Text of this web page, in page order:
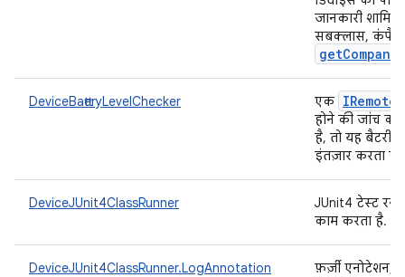
जानकारी शामिल
सबक्लास,
DeviceBatteryLevelChecker एक IRemote
होने की जांच
है, तो यह बैटरी
इंतज़ार करता है.
DeviceJUnit4ClassRunner
JUnit4 टेस्ट
काम करता है.
DeviceJUnit4ClassRunner.LogAnnotation
फ़र्ज़ी एनोटेशन,